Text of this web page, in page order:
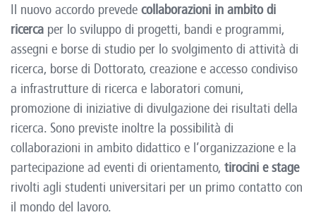
Il nuovo accordo prevede collaborazioni in ambito di
ricerca per lo sviluppo di progetti, bandi e programmi,
assegni e borse di studio per lo svolgimento di attività di
ricerca, borse di Dottorato, creazione e accesso condiviso
a infrastrutture di ricerca e laboratori comuni,
promozione di iniziative di divulgazione dei risultati della
ricerca. Sono previste inoltre la possibilità di
collaborazioni in ambito didattico e l’organizzazione e la
partecipazione ad eventi di orientamento, tirocini e stage
rivolti agli studenti universitari per un primo contatto con
il mondo del lavoro.